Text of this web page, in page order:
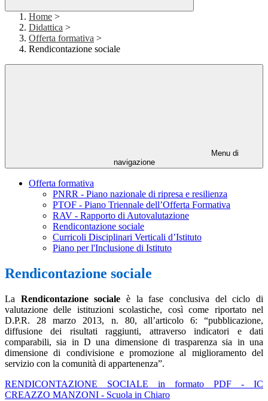
Home >
Didattica >
Offerta formativa >
Rendicontazione sociale
Menu di
navigazione
Offerta formativa
PNRR - Piano nazionale di ripresa e resilienza
PTOF - Piano Triennale dell’Offerta Formativa
RAV - Rapporto di Autovalutazione
Rendicontazione sociale
Curricoli Disciplinari Verticali d’Istituto
Piano per l'Inclusione di Istituto
Rendicontazione sociale
La Rendicontazione sociale è la fase conclusiva del ciclo di
valutazione delle istituzioni scolastiche, così come riportato nel
D.P.R. 28 marzo 2013, n. 80, all’articolo 6: “pubblicazione,
diffusione dei risultati raggiunti, attraverso indicatori e dati
comparabili, sia in D una dimensione di trasparenza sia in una
dimensione di condivisione e promozione al miglioramento del
servizio con la comunità di appartenenza”.
RENDICONTAZIONE SOCIALE in formato PDF - IC
CREAZZO MANZONI - Scuola in Chiaro